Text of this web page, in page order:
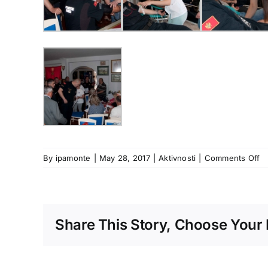
By ipamonte May 28, 2017 Aktivnosti Comments Offon
u
Share This Story, Choose Your